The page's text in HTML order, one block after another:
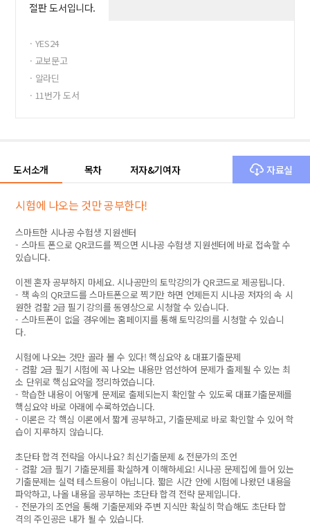
절판 도서입니다.
· YES24
· 교보문고
· 알라딘
· 11번가 도서
도서소개 목차 저자&기여자 자료실
시험에 나오는 것만 공부한다!
스마트한 시나공 수험생 지원센터
- 스마트 폰으로 QR코드를 찍으면 시나공 수험생 지원센터에 바로 접속할 수
있습니다.
이젠 혼자 공부하지 마세요. 시나공만의 토막강의가 QR코드로 제공됩니다.
- 책 속의 QR코드를 스마트폰으로 찍기만 하면 언제든지 시나공 저자의 속 시
원한 컴활 2급 필기 강의를 동영상으로 시청할 수 있습니다.
- 스마트폰이 없을 경우에는 홈페이지를 통해 토막강의를 시청할 수 있습니
다.
시험에 나오는 것만 골라 볼 수 있다! 핵심요약 & 대표기출문제
- 컴활 2급 필기 시험에 꼭 나오는 내용만 엄선하여 문제가 출제될 수 있는 최
소 단위로 핵심요약을 정리하였습니다.
- 학습한 내용이 어떻게 문제로 출제되는지 확인할 수 있도록 대표기출문제를
핵심요약 바로 아래에 수록하였습니다.
- 이론은 각 핵심 이론에서 짧게 공부하고, 기출문제로 바로 확인할 수 있어 학
습이 지루하지 않습니다.
초단타 합격 전략을 아시나요? 최신기출문제 & 전문가의 조언
- 컴활 2급 필기 기출문제를 확실하게 이해하세요! 시나공 문제집에 들어 있는
기출문제는 실력 테스트용이 아닙니다. 짧은 시간 안에 시험에 나왔던 내용을
파악하고, 나올 내용을 공부하는 초단타 합격 전략 문제입니다.
- 전문가의 조언을 통해 기출문제와 주변 지식만 확실히 학습해도 초단타 합
격의 주인공은 내가 될 수 있습니다.